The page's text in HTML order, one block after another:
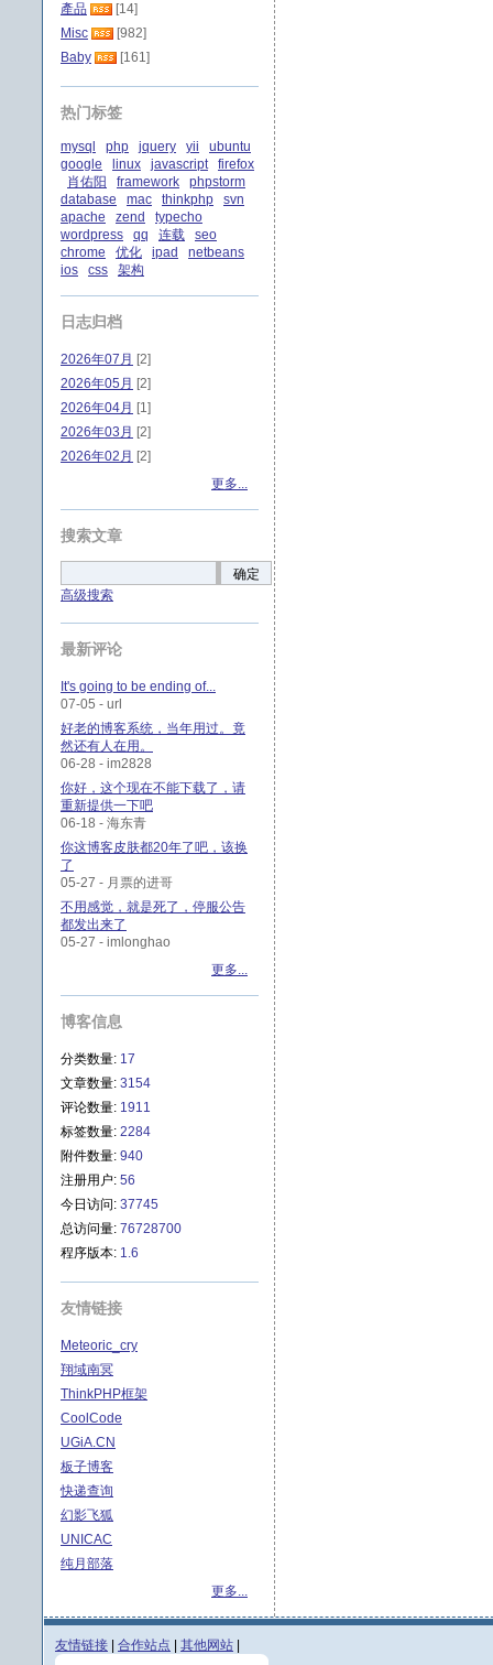
產品
[14]
Misc
[982]
Baby
[161]
热门标签
mysql php jquery yii
ubuntu
google
linux javascript
firefox
肖佑阳
framework
phpstorm
database
mac thinkphp
svn
apache
zend
typecho
wordpress
qq 连载
seo
chrome
优化 ipad
netbeans
ios
css 架构
日志归档
2026年07月 [2]
2026年05月 [2]
2026年04月 [1]
2026年03月 [2]
2026年02月 [2]
更多...
搜索文章
确定
高级搜索
最新评论
It's going to be ending of...
07-05 - url
好老的博客系统，当年用过。竟
然还有人在用。
06-28 - im2828
你好，这个现在不能下载了，请
重新提供一下吧
06-18 - 海东青
你这博客皮肤都20年了吧，该换
了
05-27 - 月票的进哥
不用感觉，就是死了，停服公告
都发出来了
05-27 - imlonghao
更多...
博客信息
分类数量: 17
文章数量: 3154
评论数量: 1911
标签数量: 2284
附件数量: 940
注册用户: 56
今日访问: 37745
总访问量: 76728700
程序版本: 1.6
友情链接
Meteoric_cry
翔域南冥
ThinkPHP框架
CoolCode
UGiA.CN
板子博客
快递查询
幻影飞狐
UNICAC
纯月部落
更多...
友情链接 合作站点 其他网站